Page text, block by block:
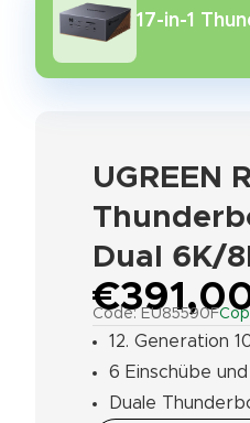
17-in-1
UGREEN
Dual 6K/
Code: EU85590F
12. Generation
6 Einschübe
Duale